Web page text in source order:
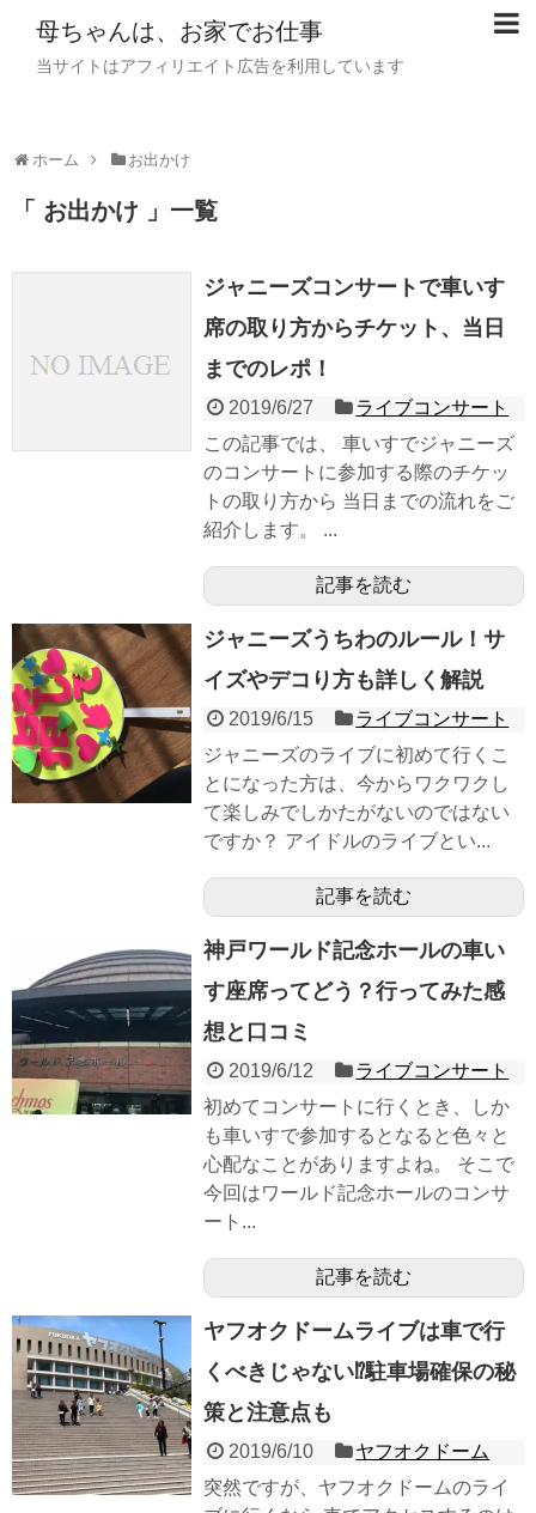
母ちゃんは、お家でお仕事
当サイトはアフィリエイト広告を利用しています
ホーム お出かけ
「 お出かけ 」一覧
ジャニーズコンサートで車いす
席の取り方からチケット、当日
までのレポ！
2019/6/27
ライブコンサート
この記事では、 車いすでジャニーズ
のコンサートに参加する際のチケッ
トの取り方から 当日までの流れをご
紹介します。 ...
記事を読む
ジャニーズうちわのルール！サ
イズやデコり方も詳しく解説
2019/6/15
ライブコンサート
ジャニーズのライブに初めて行くこ
とになった方は、今からワクワクし
て楽しみでしかたがないのではない
ですか？ アイドルのライブとい...
記事を読む
神戸ワールド記念ホールの車い
す座席ってどう？行ってみた感
想と口コミ
2019/6/12
ライブコンサート
初めてコンサートに行くとき、しか
も車いすで参加するとなると色々と
心配なことがありますよね。 そこで
今回はワールド記念ホールのコンサ
ート...
記事を読む
ヤフオクドームライブは車で行
くべきじゃない⁉駐車場確保の秘
策と注意点も
2019/6/10
ヤフオクドーム
突然ですが、ヤフオクドームのライ